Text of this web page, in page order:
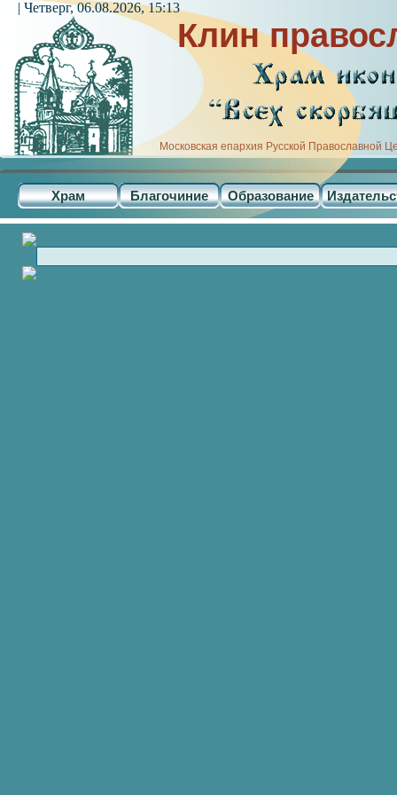
Клин
Московская епархия Русской Православной
Храм Благочиние Образование
| Четверг, 06.08.2026, 15:13